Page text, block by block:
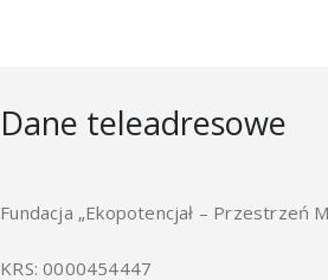
Dane teleadresowe
Fundacja „Ekopotencjał – Przestrzeń
KRS: 0000454447